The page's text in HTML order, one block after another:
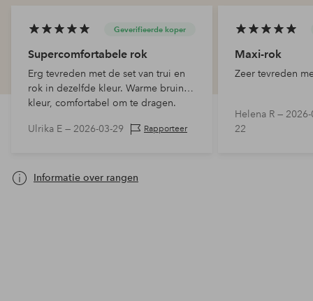
Geverifieerde koper
Supercomfortabele rok
Erg tevreden met de set van trui en
rok in dezelfde kleur. Warme bruine
kleur, comfortabel om te dragen.
Ulrika E — 2026-03-29 Rapporteer
Maxi-rok
Zeer tevreden
Helena R — 2026-
22
Informatie over rangen